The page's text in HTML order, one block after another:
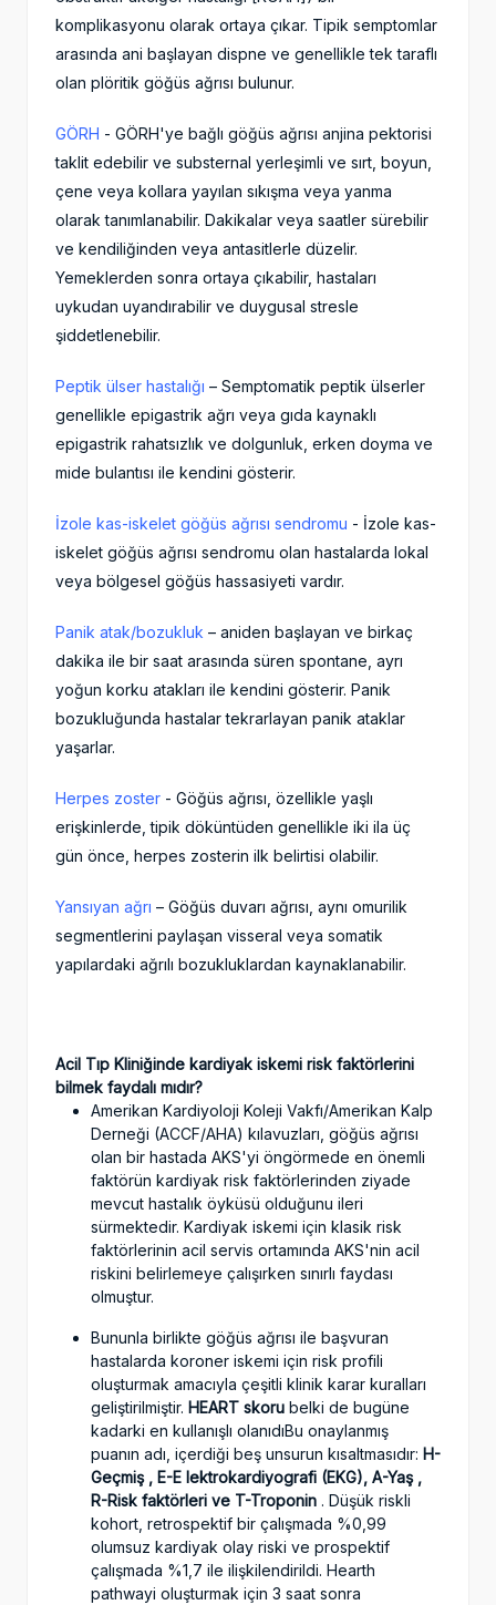
komplikasyonu olarak ortaya çıkar. Tipik semptomlar
arasında ani başlayan dispne ve genellikle tek taraflı
olan plöritik göğüs ağrısı bulunur.
GÖRH - GÖRH'ye bağlı göğüs ağrısı anjina pektorisi
taklit edebilir ve substernal yerleşimli ve sırt, boyun,
çene veya kollara yayılan sıkışma veya yanma
olarak tanımlanabilir. Dakikalar veya saatler sürebilir
ve kendiliğinden veya antasitlerle düzelir.
Yemeklerden sonra ortaya çıkabilir, hastaları
uykudan uyandırabilir ve duygusal stresle
şiddetlenebilir.
Peptik ülser hastalığı – Semptomatik peptik ülserler
genellikle epigastrik ağrı veya gıda kaynaklı
epigastrik rahatsızlık ve dolgunluk, erken doyma ve
mide bulantısı ile kendini gösterir.
İzole kas-iskelet göğüs ağrısı sendromu - İzole kas-
iskelet göğüs ağrısı sendromu olan hastalarda lokal
veya bölgesel göğüs hassasiyeti vardır.
Panik atak/bozukluk – aniden başlayan ve birkaç
dakika ile bir saat arasında süren spontane, ayrı
yoğun korku atakları ile kendini gösterir. Panik
bozukluğunda hastalar tekrarlayan panik ataklar
yaşarlar.
Herpes zoster - Göğüs ağrısı, özellikle yaşlı
erişkinlerde, tipik döküntüden genellikle iki ila üç
gün önce, herpes zosterin ilk belirtisi olabilir.
Yansıyan ağrı – Göğüs duvarı ağrısı, aynı omurilik
segmentlerini paylaşan visseral veya somatik
yapılardaki ağrılı bozukluklardan kaynaklanabilir.
Acil Tıp Kliniğinde kardiyak iskemi risk faktörlerini
bilmek faydalı mıdır?
Amerikan Kardiyoloji Koleji Vakfı/Amerikan Kalp
Derneği (ACCF/AHA) kılavuzları, göğüs ağrısı
olan bir hastada AKS'yi öngörmede en önemli
faktörün kardiyak risk faktörlerinden ziyade
mevcut hastalık öyküsü olduğunu ileri
sürmektedir. Kardiyak iskemi için klasik risk
faktörlerinin acil servis ortamında AKS'nin acil
riskini belirlemeye çalışırken sınırlı faydası
olmuştur.
Bununla birlikte göğüs ağrısı ile başvuran
hastalarda koroner iskemi için risk profili
oluşturmak amacıyla çeşitli klinik karar kuralları
geliştirilmiştir. HEART skoru belki de bugüne
kadarki en kullanışlı olanıdıBu onaylanmış
puanın adı, içerdiği beş unsurun kısaltmasıdır: H-
Geçmiş , E-E lektrokardiyografi (EKG), A-Yaş ,
R-Risk faktörleri ve T-Troponin . Düşük riskli
kohort, retrospektif bir çalışmada %0,99
olumsuz kardiyak olay riski ve prospektif
çalışmada %1,7 ile ilişkilendirildi. Hearth
pathwayi oluşturmak için 3 saat sonra